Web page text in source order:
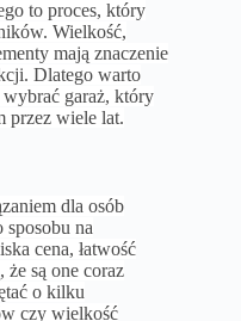
to proces, który
Wielkość,
mają znaczenie
Dlatego warto
wybrać garaż, który
przez wiele lat.
dla osób
na
cena, łatwość
są one coraz
o kilku
czy wielkość